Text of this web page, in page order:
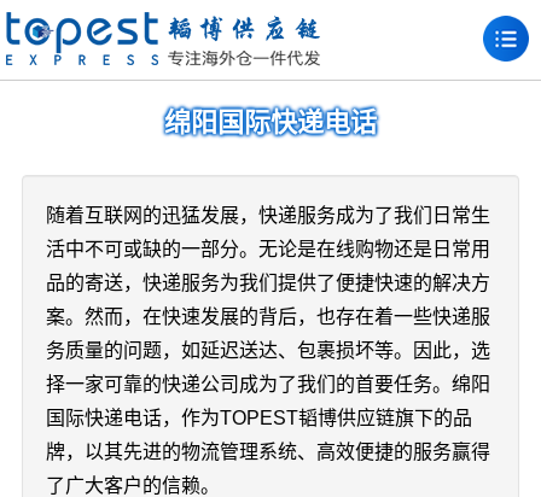
绵阳国际快递电话
随着互联网的迅猛发展，快递服务成为了我们日常生
活中不可或缺的一部分。无论是在线购物还是日常用
品的寄送，快递服务为我们提供了便捷快速的解决方
案。然而，在快速发展的背后，也存在着一些快递服
务质量的问题，如延迟送达、包裹损坏等。因此，选
择一家可靠的快递公司成为了我们的首要任务。绵阳
国际快递电话，作为TOPEST韬博供应链旗下的品
牌，以其先进的物流管理系统、高效便捷的服务赢得
了广大客户的信赖。